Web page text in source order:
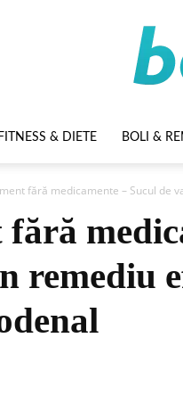
FITNESS & DIETE BOLI &
fără medicamente – Sucul de
remediu